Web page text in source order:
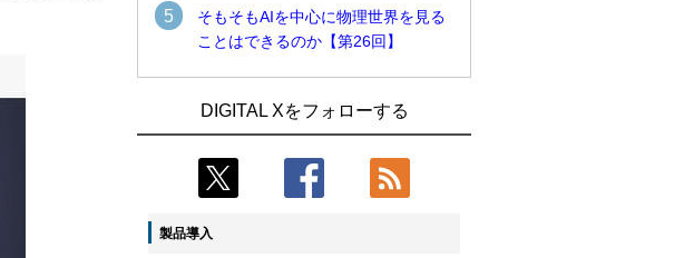
5
そもそもAIを中心に物理世界を見る
ことはできるのか【第26回】
するためのナレッジ管理基盤、LIGHTzが
提供
コスモ石油、製油所の設備点検への四足
3
仮想化技術を使う統合基盤を本格稼働
鹿島建設、鋼管柱へのコンクリート充填
時の異常を検出するAIを遠隔監視システ
3
DIGITAL Xをフォローする
製品導入